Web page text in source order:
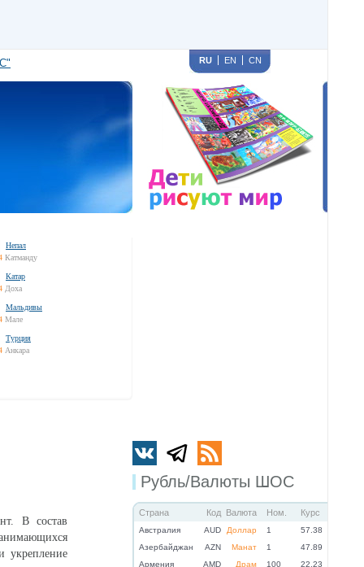
RU EN CN
Непал
Катманду
Катар
Доха
Мальдивы
Мале
Турция
Анкара
Рубль/Валюты ШОС
Страна Код Валюта Ном. Курс
Австралия AUD Доллар 1
57.38
Азербайджан
AZN Манат 1
47.89
Армения
AMD Драм 100
22.23
В состав
укрепление